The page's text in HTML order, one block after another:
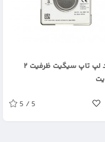
هارد لپ تاپ سیگیت ظرفیت ۲
5 / 5